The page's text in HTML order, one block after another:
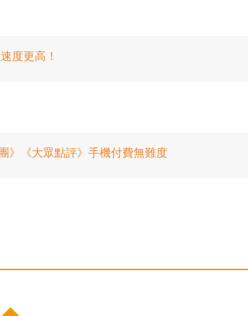
度更高！
》《大眾點評》手機付費無難度